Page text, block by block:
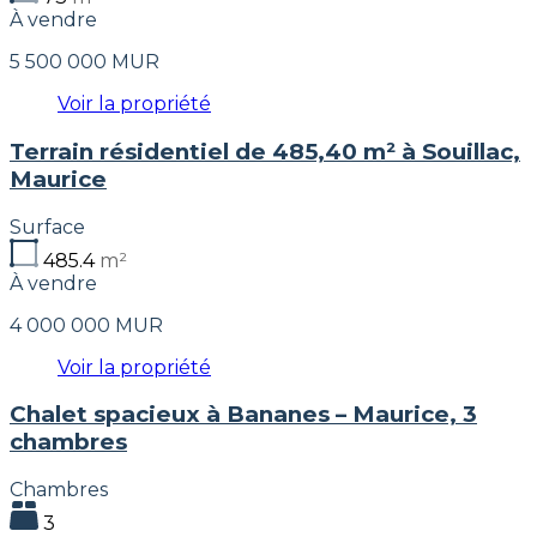
À vendre
5 500 000 MUR
Voir la propriété
Terrain résidentiel de 485,40 m² à Souillac,
Maurice
Surface
485.4 m²
À vendre
4 000 000 MUR
Voir la propriété
Chalet spacieux à Bananes – Maurice, 3
chambres
Chambres
3